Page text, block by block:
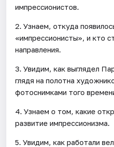
импрессионистов.
2. Узнаем, откуда
«импрессионисты», и кто
направления.
3. Увидим, как выглядел
глядя на полотна
фотоснимками того
4. Узнаем о том, какие
развитие импрессионизма.
5. Увидим, как работали